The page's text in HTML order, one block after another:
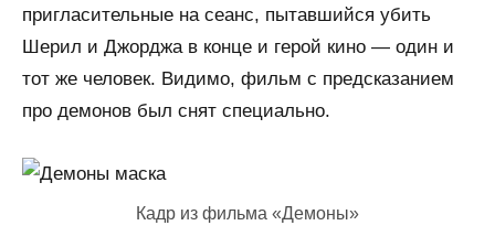
пригласительные на сеанс, пытавшийся убить
Шерил и Джорджа в конце и герой кино — один и
тот же человек. Видимо, фильм с предсказанием
про демонов был снят специально.
Кадр из фильма «Демоны»